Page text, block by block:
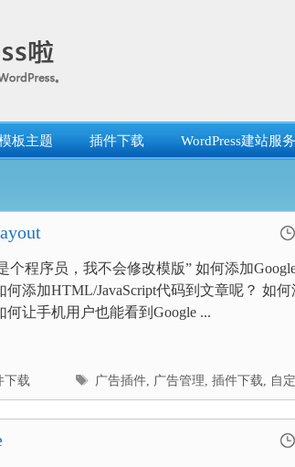
板主题 插件下载 WordPress建站服务
个程序员，我不会修改模版” 如何添加
何添加HTML/JavaScript代码到文章呢？ 如
何让手机用户也能看到Google ...
下载
标
签
广告插件, 广告管理,插件下载, 自